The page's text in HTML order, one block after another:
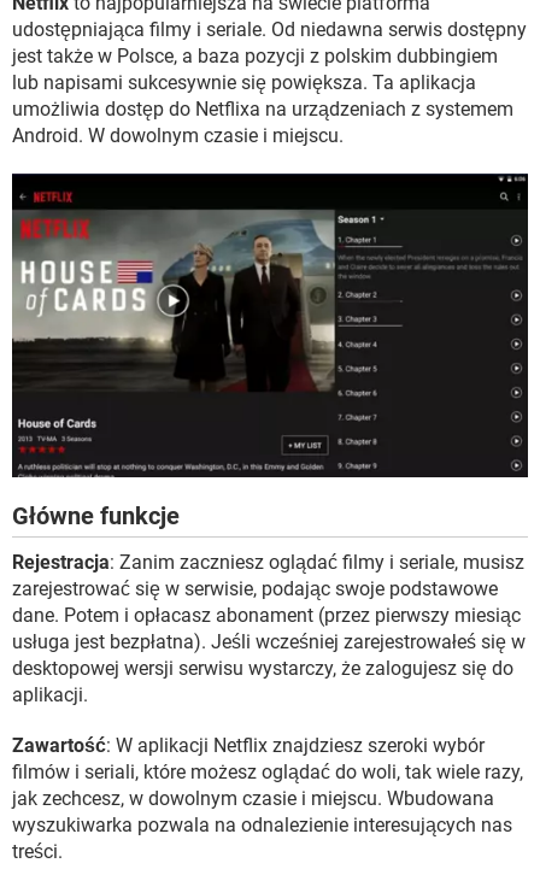
WINDOWS 10
udostępniająca filmy i seriale. Od niedawna serwis dostępny
jest także w Polsce, a baza pozycji z polskim dubbingiem
lub napisami sukcesywnie się powiększa. Ta aplikacja
umożliwia dostęp do Netflixa na urządzeniach z systemem
Android. W dowolnym czasie i miejscu.
Główne funkcje
Rejestracja: Zanim zaczniesz oglądać filmy i seriale, musisz
zarejestrować się w serwisie, podając swoje podstawowe
dane. Potem i opłacasz abonament (przez pierwszy miesiąc
usługa jest bezpłatna). Jeśli wcześniej zarejestrowałeś się w
desktopowej wersji serwisu wystarczy, że zalogujesz się do
aplikacji.
Zawartość: W aplikacji Netflix znajdziesz szeroki wybór
filmów i seriali, które możesz oglądać do woli, tak wiele razy,
jak zechcesz, w dowolnym czasie i miejscu. Wbudowana
wyszukiwarka pozwala na odnalezienie interesujących nas
treści.